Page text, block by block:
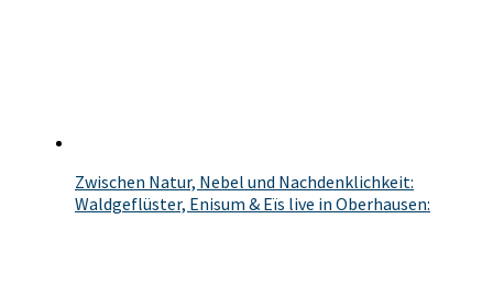
Zwischen Natur, Nebel und Nachdenklichkeit:
Waldgeflüster, Enisum & Eïs live in Oberhausen: